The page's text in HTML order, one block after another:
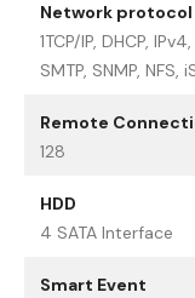
Network protocol
1TCP/IP, DHCP,
SMTP, SNMP, NFS,
Remote
128
HDD
4 SATA Interface
Smart Event